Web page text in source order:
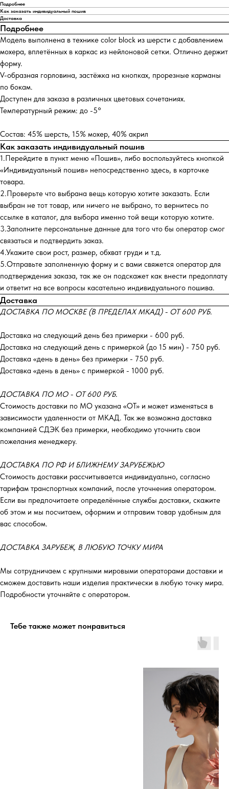
Подробнее
Как заказать индивидуальный пошив
Доставка
Подробнее
Модель выполнена в технике color block из шерсти с добавлением
мохера, вплетённых в каркас из нейлоновой сетки. Отлично держит
форму.
V-образная горловина, застёжка на кнопках, прорезные карманы
по бокам.
Доступен для заказа в различных цветовых сочетаниях.
Температурный режим: до -5°
Состав: 45% шерсть, 15% мохер, 40% акрил
Как заказать индивидуальный пошив
1.Перейдите в пункт меню «Пошив», либо воспользуйтесь кнопкой
«Индивидуальный пошив» непосредственно здесь, в карточке
товара.
2.Проверьте что выбрана вещь которую хотите заказать. Если
выбран не тот товар, или ничего не выбрано, то вернитесь по
ссылке в каталог, для выбора именно той вещи которую хотите.
3.Заполните персональные данные для того что бы оператор смог
связаться и подтвердить заказ.
4.Укажите свои рост, размер, обхват груди и т.д.
5.Отправьте заполненную форму и с вами свяжется оператор для
подтверждения заказа, так же он подскажет как внести предоплату
и ответит на все вопросы касательно индивидуального пошива.
Доставка
ДОСТАВКА ПО МОСКВЕ (В ПРЕДЕЛАХ МКАД) - ОТ 600 РУБ.
Доставка на следующий день без примерки - 600 руб.
Доставка на следующий день с примеркой (до 15 мин) - 750 руб.
Доставка «день в день» без примерки - 750 руб.
Доставка «день в день» с примеркой - 1000 руб.
ДОСТАВКА ПО МО - ОТ 600 РУБ.
Стоимость доставки по МО указана «ОТ»‎ и может изменяться в
зависимости удаленности от МКАД. Так же возможна доставка
компанией СДЭК без примерки, необходимо уточнить свои
пожелания менеджеру.
ДОСТАВКА ПО РФ И БЛИЖНЕМУ ЗАРУБЕЖЬЮ
Стоимость доставки рассчитывается индивидуально, согласно
тарифам транспортных компаний, после уточнения оператором.
Если вы предпочитаете определённые службы доставки, скажите
об этом и мы посчитаем, оформим и отправим товар удобным для
вас способом.
ДОСТАВКА ЗАРУБЕЖ, В ЛЮБУЮ ТОЧКУ МИРА
Мы сотрудничаем с крупными мировыми операторами доставки и
сможем доставить наши изделия практически в любую точку мира.
Подробности уточняйте с оператором.
Тебе также может понравиться